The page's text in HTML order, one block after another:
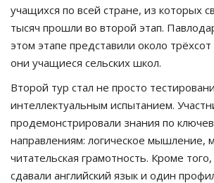
учащихся по всей стране, из которых
тысяч прошли во второй этап.
этом этапе представили около трёхсот
они учащиеся сельских школ.
Второй тур стал не просто
интеллектуальным испытанием.
продемонстрировали знания по
направлениям: логическое мышление,
читательская грамотность. Кроме
сдавали английский язык и один